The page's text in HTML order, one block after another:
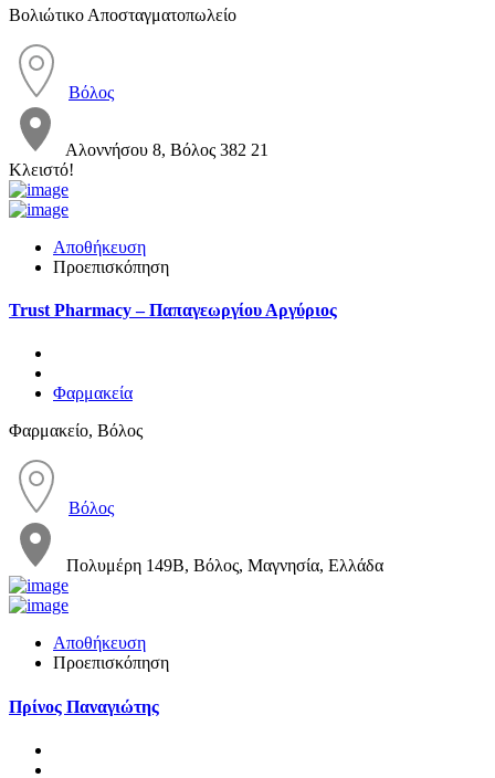
Βολιώτικο Αποσταγματοπωλείο
Βόλος
Αλοννήσου 8, Βόλος 382 21
Κλειστό!
Αποθήκευση
Προεπισκόπηση
Trust Pharmacy – Παπαγεωργίου Αργύριος
Φαρμακεία
Φαρμακείο, Βόλος
Βόλος
Πολυμέρη 149Β, Βόλος, Μαγνησία, Ελλάδα
Αποθήκευση
Προεπισκόπηση
Πρίνος Παναγιώτης